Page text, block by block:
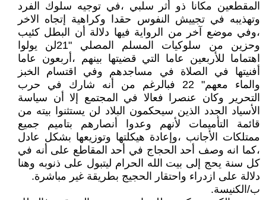
المقطعين مكانا ذو أثر سلبي ،في توجيه سلوك الفرد
وتهذيبه في تجييش النفوس حقدا وكراهية إتجاه الاخر
،وفي موضع آخر من الرواية فيها دلالة أن البطل كئيب
وحزين من سلوكيات المسلم المصلي "21لن يولوا
اهتماما للأربعين عاما التي قضيتها بينهم ،أربعون عاما
أفنيتها في الصلاة في مساجدهم وفي اقتسام الخبز
والماء معهم" 22 فبالرغم من أنه شارك في حرب
التحرير وكان عنصرا فعالا في المجتمع إلا أن سياسة
الأسياد الجدد الذين سيحكمون البلاد لن يستثنوا بيته من
قائمة التأميمات لأنهم وعدوا أنصارهم بتاميم جميع
ممتلكات الأجانب ،وإعادة هيكلتها وتوزيعها بشكل عادل
،كما انه وصف أحد الحجاج في أحد المقاطع على أنه في
كل سنة يحج إلى بيت الله الحرام ليتبول على ذنوبه وهنا
دلالة على ازدراء واحتقار الحجيج بطريقة غير مباشرة.
ب/الكنيسة.